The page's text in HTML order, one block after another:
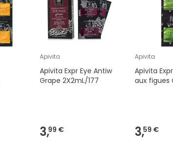
Apivita
Apivita Expr Eye Antiw
Grape 2X2mL/177
3,99 €
Apivita
Apivita
aux figues
3,59 €